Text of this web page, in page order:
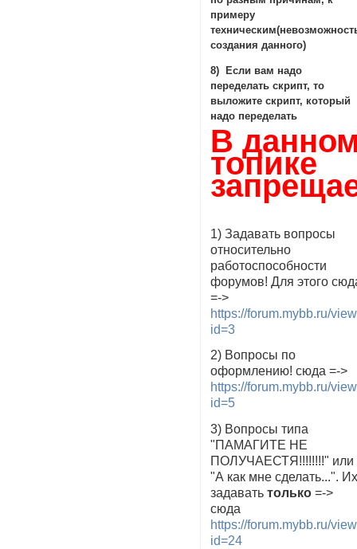
примеру
создания данного)
8) Если вам надо
переделать скрипт, то
выложите скрипт, который
надо переделать
В
топике
1) Задавать вопросы
относительно
работоспособности
форумов! Для этого
=->
https://forum.mybb.ru/
id=3
2) Вопросы по
оформлению! сюда =->
https://forum.mybb.ru/
id=5
3) Вопросы типа
"ПАМАГИТЕ НЕ
ПОЛУЧАЕСТЯ!!!!!!!!" или
"А как мне сделать...".
задаватьтолько =->
сюда
https://forum.mybb.ru/
id=24